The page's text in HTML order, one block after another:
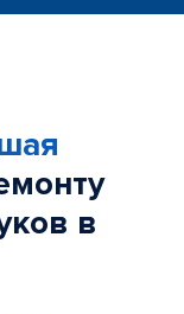
в